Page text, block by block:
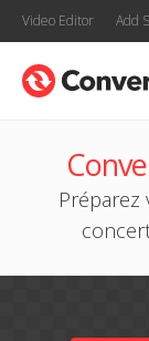
Video Editor Add